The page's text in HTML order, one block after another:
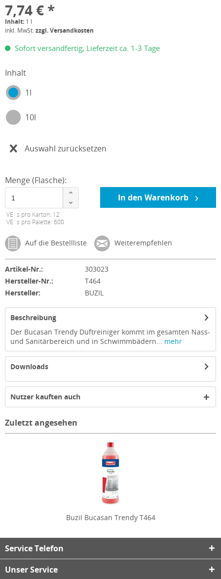
7,74 € *
Inhalt: 1 l
inkl. MwSt.zzgl. Versandkosten
Sofort versandfertig, Lieferzeit ca. 1-3 Tage
Inhalt
1l
10l
Auswahl zurücksetzen
Menge (Flasche):
VE´s pro Karton: 12
VE´s pro Palette: 600
In den Warenkorb
Auf die Bestellliste Weiterempfehlen
Artikel-Nr.:
303023
Hersteller-Nr.:
T464
Hersteller:
BUZIL
Beschreibung
Der Bucasan Trendy Duftreiniger kommt im gesamten Nass-
und Sanitärbereich und in Schwimmbädern... mehr
Downloads
Nutzer kauften auch
Zuletzt angesehen
Buzil Bucasan Trendy T464
Service Telefon
Unser Service